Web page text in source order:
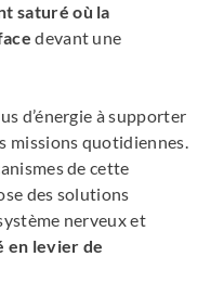
saturé où la
devant une
d’énergie à supporter
missions quotidiennes.
de cette
des solutions
nerveux et
en levier de